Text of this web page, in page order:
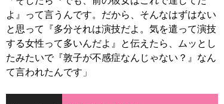
よ』って言うんです。だから、そんなはずはない
と思って『多分それは演技だよ。気を遣って演技
する女性って多いんだよ』と伝えたら、ムッとし
たみたいで『敦子が不感症なんじゃない？』なん
て言われたんです」